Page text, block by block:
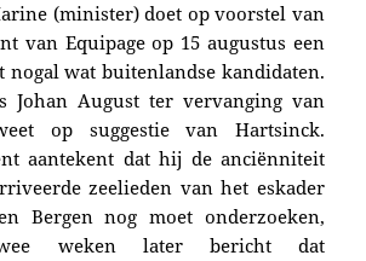
(minister) doet op voorstel van
van Equipage op 15 augustus een
nogal wat buitenlandse kandidaten.
Johan August ter vervanging van
op suggestie van Hartsinck.
aantekent dat hij de anciënniteit
zeelieden van het eskader
Bergen nog moet onderzoeken,
weken later bericht dat